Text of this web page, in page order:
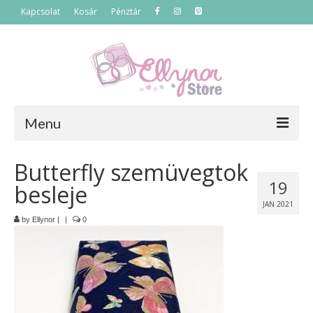
Kapcsolat Kosár Pénztár
Menu
Termékek
Szettek
Akciós termékek
Táskák
Neszeszerek
19
JAN 2021
Butterfly szemüvegtok
besleje
by Ellynor | | 0